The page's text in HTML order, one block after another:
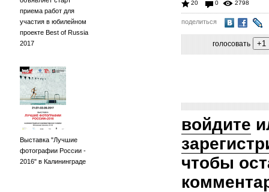
приема работ для
участия в юбилейном
проекте Best of Russia
2017
Выставка "Лучшие
фотографии России -
2016" в Калининграде
20 0 2798
поделиться
голосовать
войдите
чтобы